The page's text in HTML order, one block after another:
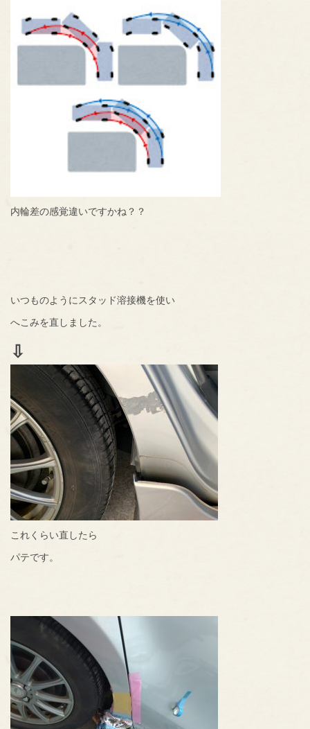
内輪差の感覚違いですかね？？
いつものようにスタッド溶接機を使い
へこみを直しました。
⇩
これくらい直したら
パテです。